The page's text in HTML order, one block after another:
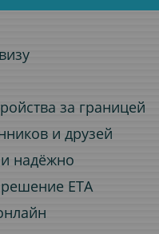
за границей
и друзей
надёжно
ETA